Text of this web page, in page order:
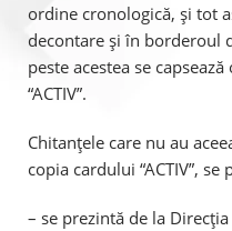
ordine cronologică, și tot
decontare și în borderoul
peste acestea se
“ACTIV”.
Chitanțele care nu au
copia cardului “ACTIV”,
– se prezintă de la